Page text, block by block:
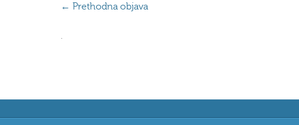
← Prethodna objava
.